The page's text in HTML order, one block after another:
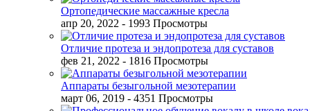
Ортопедические массажные кресла
апр 20, 2022 - 1993 Просмотры
Отличие протеза и эндопротеза для суставов
фев 21, 2022 - 1816 Просмотры
Аппараты безыгольной мезотерапии
март 06, 2019 - 4351 Просмотры